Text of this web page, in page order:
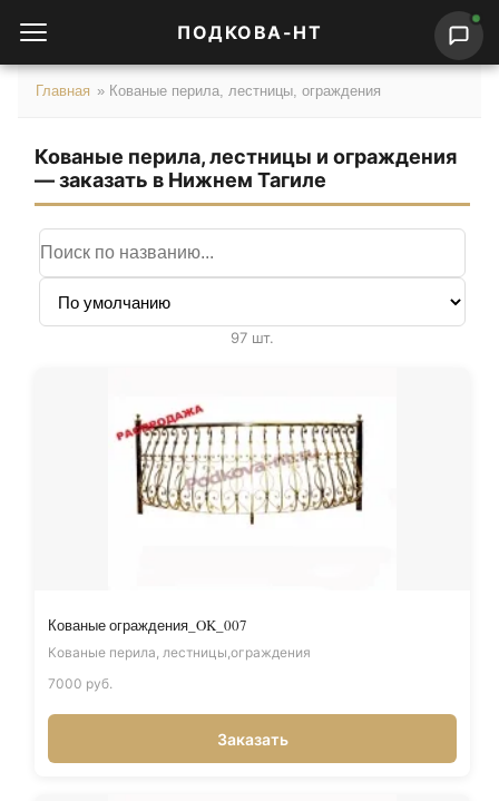
ПОДКОВА-НТ
Главная » Кованые перила, лестницы, ограждения
Кованые перила, лестницы и ограждения
— заказать в Нижнем Тагиле
97 шт.
Кованые ограждения_OK_007
Кованые перила, лестницы,ограждения
7000 руб.
Заказать